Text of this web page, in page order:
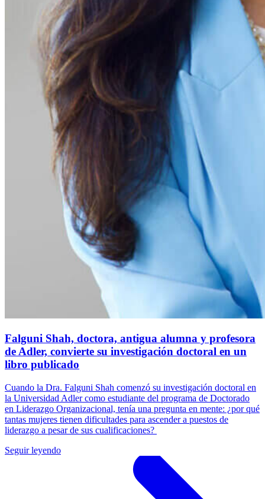
Falguni Shah, doctora, antigua alumna y profesora
de Adler, convierte su investigación doctoral en un
libro publicado
Cuando la Dra. Falguni Shah comenzó su investigación doctoral en
la Universidad Adler como estudiante del programa de Doctorado
en Liderazgo Organizacional, tenía una pregunta en mente: ¿por qué
tantas mujeres tienen dificultades para ascender a puestos de
liderazgo a pesar de sus cualificaciones?
Seguir leyendo